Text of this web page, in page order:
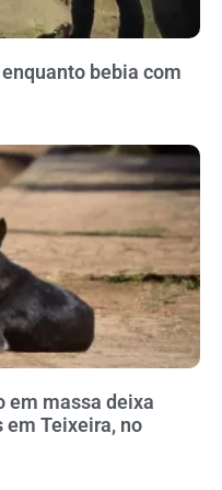
bebia com
em massa deixa
Teixeira, no